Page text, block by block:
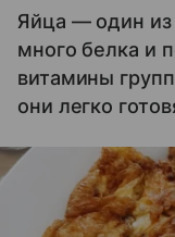
Яйца — один из
много белка и
витамины
они легко